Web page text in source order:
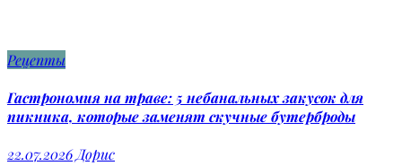
Рецепты
Гастрономия на траве: 5 небанальных закусок для
пикника, которые заменят скучные бутерброды
22.07.2026Дорис